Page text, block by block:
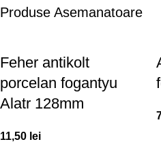
Produse Asemanatoare
Feher antikolt
porcelan fogantyu
Alatr 128mm
11,50 lei